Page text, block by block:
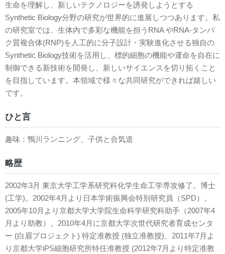
生命を理解し、新しいテクノロジーを誘発しようとする
Synthetic Biology分野の研究が世界的に進展しつつあります。私
の研究室では、生体内で多彩な機能を担うRNA やRNA-タンパ
ク質複合体(RNP)を人工的に分子設計・実験進化させる独自の
Synthetic Biology技術を活用し、標的細胞の機能や運命を自在に
制御できる新技術を開発し、新しいサイエンスを切り拓くこと
を目指しています。本領域で様々な共同研究ができれば嬉しい
です。
ひと言
趣味：鴨川ランニング、子供と合気道
略歴
2002年3月 東京大学工学系研究科化学生命工学専攻修了。博士
(工学)。2002年4月より日本学術振興会特別研究員（SPD）。
2005年10月より京都大学大学院生命科学研究科助手（2007年4
月より助教）。2010年4月に京都大学次世代研究者育成センタ
ー (白眉プロジェクト) 特定准教授 (独立准教授)、2011年7月よ
り京都大学iPS細胞研究所特任准教授 (2012年7月より特定准教